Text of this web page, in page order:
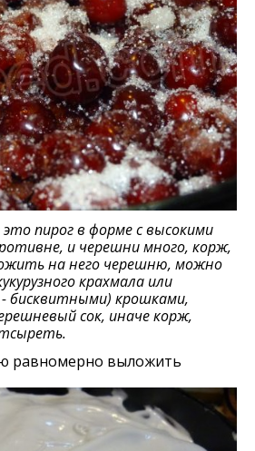
пирог в форме с высокими
и черешни много, корж,
на него черешню, можно
крахмала или
бисквитными) крошками,
сок, иначе корж,
равномерно выложить